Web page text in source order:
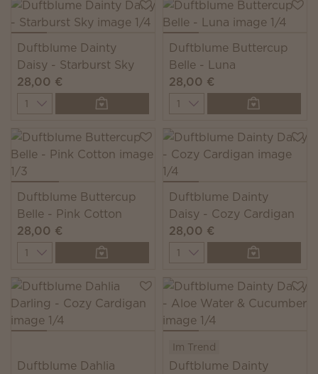
Duftblume Dainty
Daisy - Starburst Sky
28,00 €
Quantity
Duftblume Buttercup
Belle - Luna
28,00 €
Quantity
Duftblume Buttercup
Belle - Pink Cotton
28,00 €
Quantity
Duftblume Dainty
Daisy - Cozy Cardigan
28,00 €
Quantity
Duftblume Dahlia
Im Trend
Duftblume Dainty